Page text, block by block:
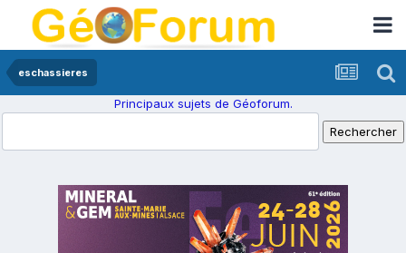
eschassieres
Principaux sujets de Géoforum.